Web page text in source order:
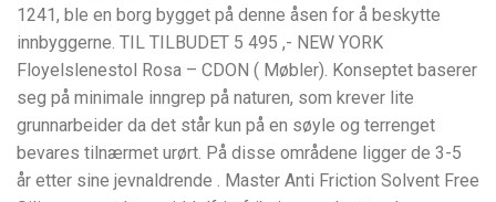
1241, ble en borg bygget på denne åsen for å beskytte
innbyggerne. TIL TILBUDET 5 495 ,- NEW YORK
Floyelslenestol Rosa – CDON ( Møbler). Konseptet baserer
seg på minimale inngrep på naturen, som krever lite
grunnarbeider da det står kun på en søyle og terrenget
bevares tilnærmet urørt. På disse områdene ligger de 3-5
år etter sine jevnaldrende . Master Anti Friction Solvent Free